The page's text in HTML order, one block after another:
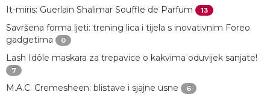
It-miris: Guerlain Shalimar Souffle de Parfum 13
Savršena forma ljeti: trening lica i tijela s inovativnim Foreo
gadgetima
0
Lash Idôle maskara za trepavice o kakvima oduvijek sanjate!
7
M.A.C. Cremesheen: blistave i sjajne usne 6